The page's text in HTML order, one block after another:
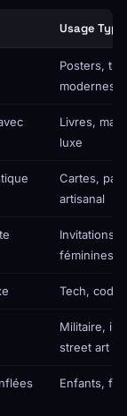
Usage
Posters,
modernes
Livres,
luxe
Cartes,
artisanal
Invitations,
féminines
Tech,
Militaire,
street art
Enfants,